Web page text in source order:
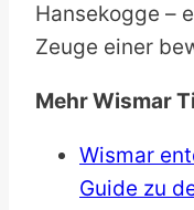
Hansekogge –
Zeuge einer
Mehr Wismar
Wismar
Guide zu